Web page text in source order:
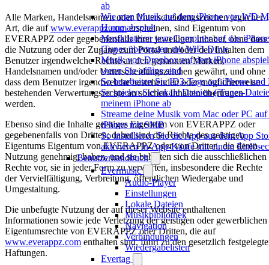
ab
Wie man Musik auf dem iPhone von WD
Home abspielt
Musikdateien vom Computer auf das
iTunes übertragen mit WiFi-Drive
Musik von Dropbox auf dem iPhone
wenn Sie offline sind
So bearbeiten Sie ID3-Tags auf iPhone und
So spielen Sie lokale Dateien (iTunes-
meinem iPhone ab
Streame deine Musik vom Mac oder PC auf
iPhone mit SMB
So installieren Sie die App aus dem App
aktivieren In-App-Käufe mit einem
Benutzerhandbuch
Evermusic
Audio-Player
Einstellungen
Lokale Dateien
Musikbibliothek
Navigation
Verbindungen
Wiedergabelisten
Evertag
Alle Marken, Handelsnamen oder Unterscheidungszeichen jeglicher
Art, die aufwww.everappz.comerscheinen, sind Eigentum von
EVERAPPZ oder gegebenenfalls ihrer jeweiligen Inhaber, ohne dass
die Nutzung oder der Zugang zum Portal und/oder den Inhalten dem
Benutzer irgendwelche Rechte an den genannten Marken,
Handelsnamen und/oder Unterscheidungszeichen gewährt, und ohne
dass dem Benutzer irgendwelche bestehenden oder möglicherweise
bestehenden Verwertungsrechte an solchen Inhalten übertragen
werden.
Ebenso sind die Inhalte geistiges Eigentum von EVERAPPZ oder
gegebenenfalls von Dritten; daher sind die Rechte des geistigen
Eigentums Eigentum von EVERAPPZ oder von Dritten, die deren
Nutzung genehmigt haben, und sie behalten sich die ausschließlichen
Rechte vor, sie in jeder Form zu verwerten, insbesondere die Rechte
der Vervielfältigung, Verbreitung, öffentlichen Wiedergabe und
Umgestaltung.
Die unbefugte Nutzung der auf dieser Website enthaltenen
Informationen sowie jede Verletzung der geistigen oder gewerblichen
Eigentumsrechte von EVERAPPZ oder Dritten, die auf
www.everappz.com enthalten sind, führt zu den gesetzlich
Haftungen.